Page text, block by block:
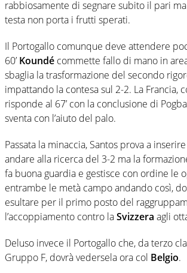
rabbiosamente di segnare subito il pari
testa non porta i frutti sperati.
Il Portogallo comunque deve attendere
60’ Koundé commette fallo di mano in
sbaglia la trasformazione del secondo
impattando la contesa sul 2-2. La Francia,
risponde al 67’ con la conclusione di
sventa con l’aiuto del palo.
Passata la minaccia, Santos prova a
andare alla ricerca del 3-2 ma la
fa buona guardia e gestisce con ordine le
entrambe le metà campo andando così,
esultare per il primo posto del
l’accoppiamento contro laSvizzera agli
Deluso invece il Portogallo che, da terzo
Gruppo F, dovrà vedersela ora col Belgio.